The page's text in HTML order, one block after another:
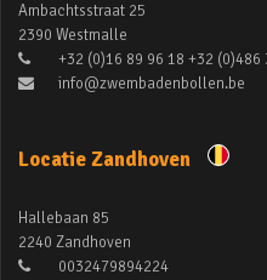
Ambachtsstraat 25
2390 Westmalle
+32 (0)16 89 96 18 +32 (0)486
info@zwembadenbollen.be
Locatie Zandhoven
Hallebaan 85
2240 Zandhoven
0032479894224